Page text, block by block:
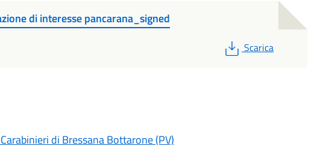
di interesse pancarana_signed
PDF
Scarica
di Bressana Bottarone (PV)